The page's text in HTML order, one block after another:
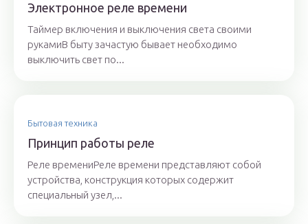
Электронное реле времени
Таймер включения и выключения света своими
рукамиВ быту зачастую бывает необходимо
выключить свет по...
Бытовая техника
Принцип работы реле
Реле времениРеле времени представляют собой
устройства, конструкция которых содержит
специальный узел,...